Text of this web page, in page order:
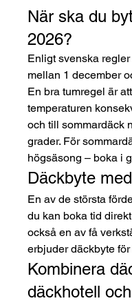
När ska du
2026?
Enligt svenska
mellan 1 december
En bra tumregel är
temperaturen
och till sommardäck
grader. För
högsäsong – boka i
Däckbyte
En av de största
du kan boka tid
också en av få
erbjuder däckbyte
Kombinera
däckhotell